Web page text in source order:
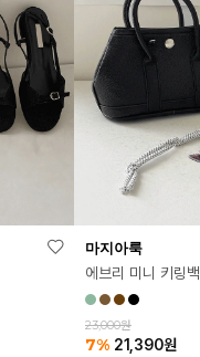
마지아룩
에브리 미니 키링백
23,000원
7% 21,390원